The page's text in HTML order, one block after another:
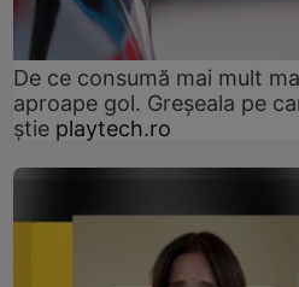
De ce consumă mai mult
aproape gol. Greșeala pe
știe playtech.ro